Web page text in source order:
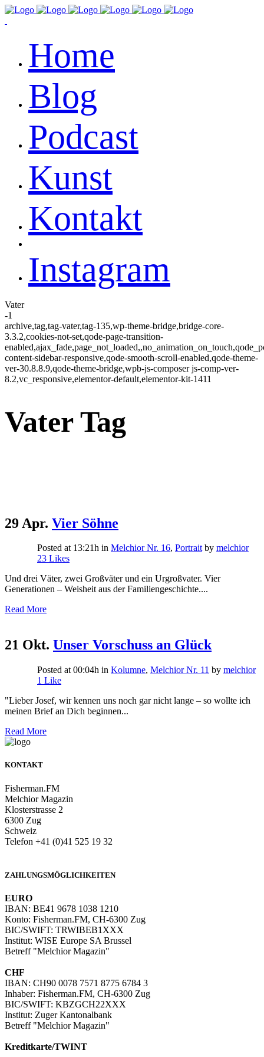
Home
Blog
Podcast
Kunst
Kontakt
Instagram
Vater
-1
archive,tag,tag-vater,tag-135,wp-theme-bridge,bridge-core-
3.3.2,cookies-not-set,qode-page-transition-
content-sidebar-responsive,qode-smooth-scroll-enabled,qode-theme-
ver-30.8.8.9,qode-theme-bridge,wpb-js-composer js-comp-ver-
8.2,vc_responsive,elementor-default,elementor-kit-1411
Vater Tag
29 Apr. Vier Söhne
Posted at 13:21h in Melchior Nr. 16, Portrait by melchior
23 Likes
Und drei Väter, zwei Großväter und ein Urgroßvater. Vier
Generationen – Weisheit aus der Familiengeschichte....
Read More
21 Okt. Unser Vorschuss an Glück
Posted at 00:04h in Kolumne, Melchior Nr. 11 by melchior
1 Like
"Lieber Josef, wir kennen uns noch gar nicht lange – so wollte ich
meinen Brief an Dich beginnen...
Read More
KONTAKT
Fisherman.FM
Melchior Magazin
Klosterstrasse 2
6300 Zug
Schweiz
Telefon +41 (0)41 525 19 32
ZAHLUNGSMÖGLICHKEITEN
EURO
IBAN: BE41 9678 1038 1210
Konto: Fisherman.FM, CH-6300 Zug
BIC/SWIFT: TRWIBEB1XXX
Institut: WISE Europe SA Brussel
Betreff "Melchior Magazin"
CHF
IBAN: CH90 0078 7571 8775 6784 3
Inhaber: Fisherman.FM, CH-6300 Zug
BIC/SWIFT: KBZGCH22XXX
Institut: Zuger Kantonalbank
Betreff "Melchior Magazin"
Kreditkarte/TWINT